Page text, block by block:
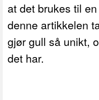
at det brukes til
denne artikkelen
gjør gull så unikt,
det har.